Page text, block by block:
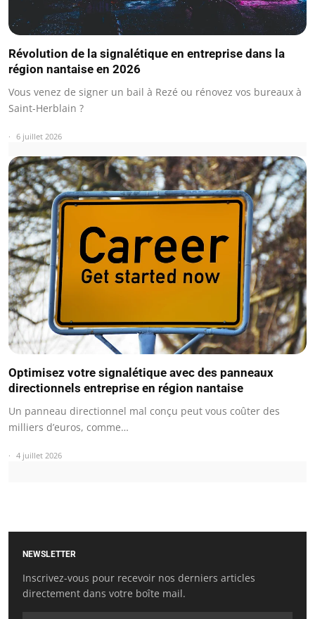
Révolution de la signalétique en entreprise dans la
région nantaise en 2026
Vous venez de signer un bail à Rezé ou rénovez vos bureaux à
Saint-Herblain ?
6 juillet 2026
Optimisez votre signalétique avec des panneaux
directionnels entreprise en région nantaise
Un panneau directionnel mal conçu peut vous coûter des
milliers d’euros, comme…
4 juillet 2026
NEWSLETTER
Inscrivez-vous pour recevoir nos derniers articles
directement dans votre boîte mail.